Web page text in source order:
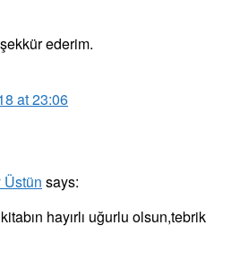
ederim.
at 23:06
Üstün says:
hayırlı uğurlu olsun,tebrik